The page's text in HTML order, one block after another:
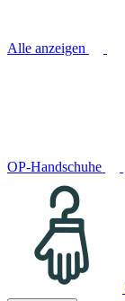
Alle anzeigen
OP-Handschuhe